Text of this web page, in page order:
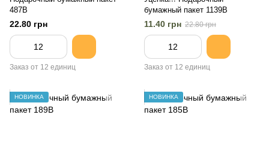
487B
22.80 грн
Заказ от 12 единиц
бумажный пакет 1139B
11.40 грн 22.80 грн
Заказ от 12 единиц
НОВИНКА НОВИНКА